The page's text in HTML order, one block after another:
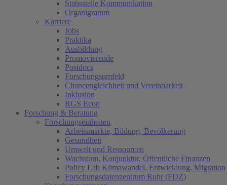
Stabsstelle Kommunikation
Organigramm
Karriere
Jobs
Praktika
Ausbildung
Promovierende
Postdocs
Forschungsumfeld
Chancengleichheit und Vereinbarkeit
Inklusion
RGS Econ
Forschung & Beratung
Forschungseinheiten
Arbeitsmärkte, Bildung, Bevölkerung
Gesundheit
Umwelt und Ressourcen
Wachstum, Konjunktur, Öffentliche Finanzen
Policy Lab Klimawandel, Entwicklung, Migration
Forschungsdatenzentrum Ruhr (FDZ)